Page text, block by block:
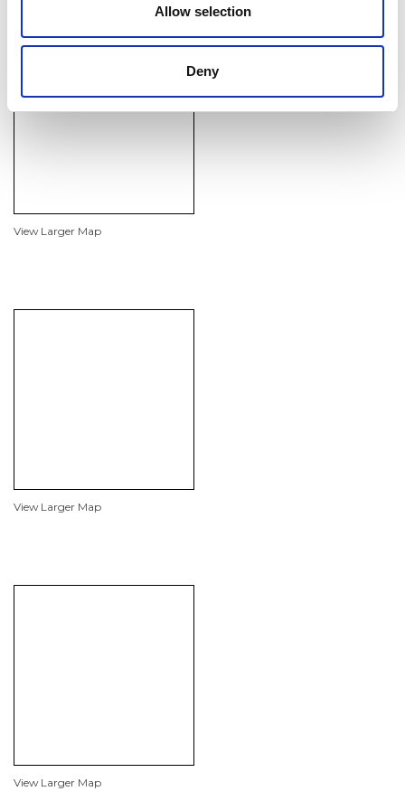
Allow selection
Deny
VENDITA ASIA PACIFICO
View Larger Map
View Larger Map
View Larger Map